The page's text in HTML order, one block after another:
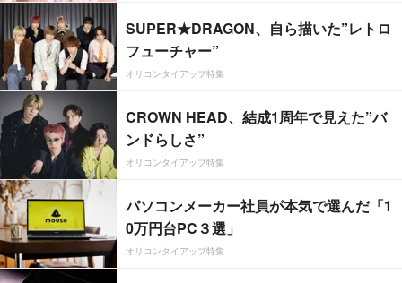
SUPER★DRAGON、自ら描いた”レトロ
フューチャー”
オリコンタイアップ特集
CROWN HEAD、結成1周年で見えた”バ
ンドらしさ”
オリコンタイアップ特集
パソコンメーカー社員が本気で選んだ「1
0万円台PC３選」
オリコンタイアップ特集